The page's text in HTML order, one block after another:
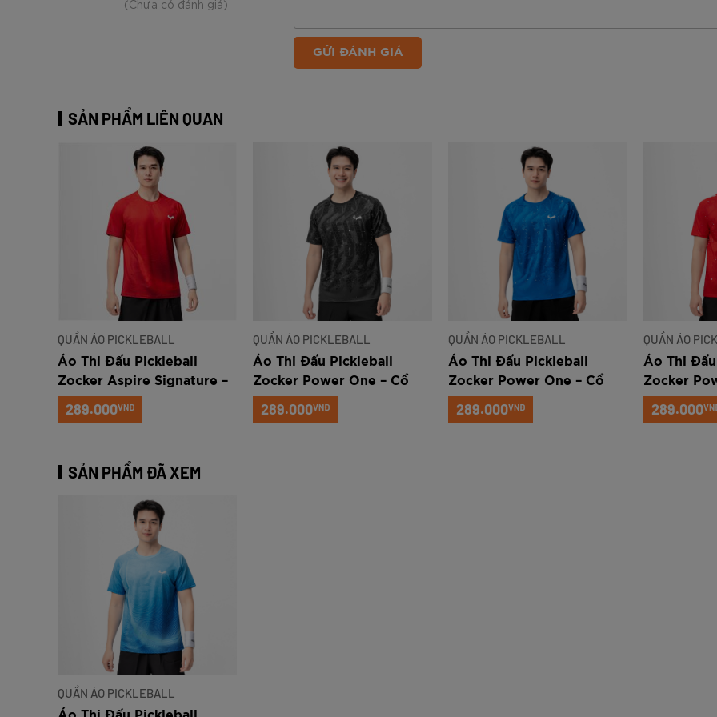
(Chưa có đánh giá)
GỬI ĐÁNH GIÁ
SẢN PHẨM LIÊN QUAN
QUẦN ÁO PICKLEBALL
Áo Thi Đấu Pickleball
Zocker Aspire Signature –
Cổ tròn – Đỏ
289.000VNĐ
QUẦN ÁO PICKLEBALL
Áo Thi Đấu Pickleball
Zocker Power One – Cổ
tròn – Đen
289.000VNĐ
QUẦN ÁO PICKLEBALL
Áo Thi Đấu Pickleball
Zocker Power One – Cổ
tròn – Xanh dương
289.000VNĐ
QUẦN ÁO
Áo Thi Đấu
Zocker
tròn – Đỏ
289.000
SẢN PHẨM ĐÃ XEM
QUẦN ÁO PICKLEBALL